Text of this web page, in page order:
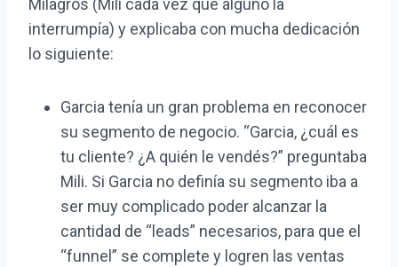
Milagros (Mili cada vez que alguno la
interrumpía) y explicaba con mucha dedicación
lo siguiente:
Garcia tenía un gran problema en reconocer
su segmento de negocio. “Garcia, ¿cuál es
tu cliente? ¿A quién le vendés?” preguntaba
Mili. Si Garcia no definía su segmento iba a
ser muy complicado poder alcanzar la
cantidad de “leads” necesarios, para que el
“funnel” se complete y logren las ventas